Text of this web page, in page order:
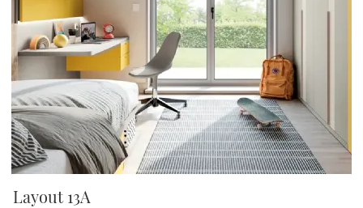
Layout 13A